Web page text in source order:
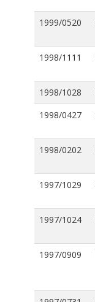
1999/0520
1998/1111
1998/1028
1998/0427
1998/0202
1997/1029
1997/1024
1997/0909